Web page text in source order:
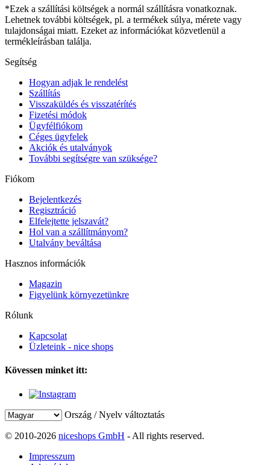
*Ezek a szállítási költségek a normál szállításra vonatkoznak.
Lehetnek további költségek, pl. a termékek súlya, mérete vagy
tulajdonságai miatt. Ezeket az információkat közvetlenül a
termékleírásban találja.
Segítség
Hogyan adjak le rendelést
Szállítás
Visszaküldés és visszatérítés
Fizetési módok
Ügyfélfiókom
Céges ügyfelek
Akciók és utalványok
További segítségre van szüksége?
Fiókom
Bejelentkezés
Regisztráció
Elfelejtette jelszavát?
Hol van a szállítmányom?
Utalvány beváltása
Hasznos információk
Magazin
Figyelünk környezetünkre
Rólunk
Kapcsolat
Üzleteink - nice shops
Kövessen minket itt:
Ország / Nyelv változtatás
© 2010-2026 niceshops GmbH - All rights reserved.
Impresszum